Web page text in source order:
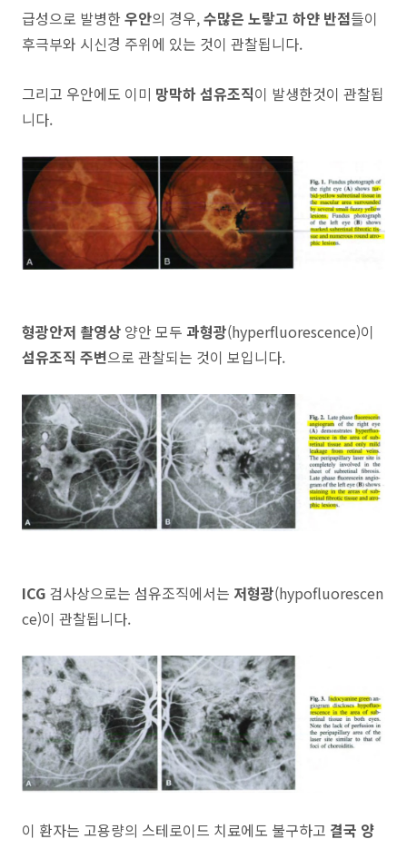
급성으로 발병한 우안의 경우,수많은 노랗고 하얀 반점들이
후극부와 시신경 주위에 있는 것이 관찰됩니다.
그리고 우안에도 이미 망막하 섬유조직이 발생한것이 관찰됩
니다.
형광안저 촬영상 양안 모두 과형광(hyperfluorescence)이
섬유조직 주변으로 관찰되는 것이 보입니다.
ICG 검사상으로는 섬유조직에서는 저형광(hypofluorescen
ce)이 관찰됩니다.
이 환자는 고용량의 스테로이드 치료에도 불구하고 결국 양